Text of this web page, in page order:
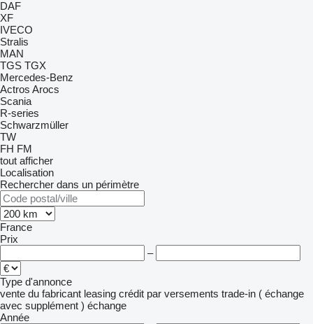
DAF
XF
IVECO
Stralis
MAN
TGS TGX
Mercedes-Benz
Actros Arocs
Scania
R-series
Schwarzmüller
TW
FH FM
tout afficher
Localisation
Rechercher dans un périmètre
France
Prix
–
Type d'annonce
vente du fabricant leasing crédit par versements trade-in ( échange
avec supplément ) échange
Année